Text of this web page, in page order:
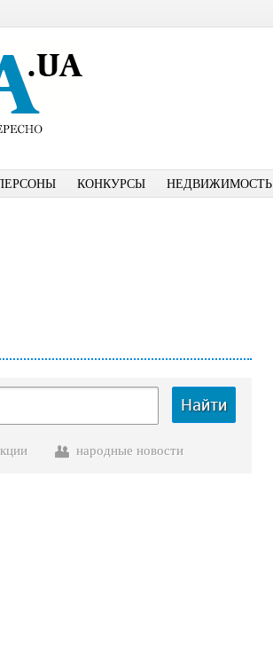
КОНКУРСЫ НЕДВИЖИМОСТЬ
Найти
народные новости